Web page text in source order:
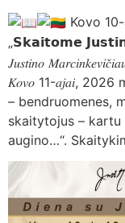
Kovo
„𝗦𝗸𝗮𝗶𝘁𝗼𝗺𝗲
𝐽𝑢𝑠𝑡𝑖𝑛𝑜
𝐾𝑜𝑣𝑜 11-𝑎𝑗𝑎𝑖,
– bendruomenes,
skaitytojus – kartu
augino…“.